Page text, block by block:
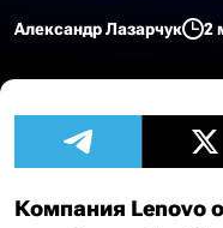
Александр Лазарчук 2
Компания Lenovo